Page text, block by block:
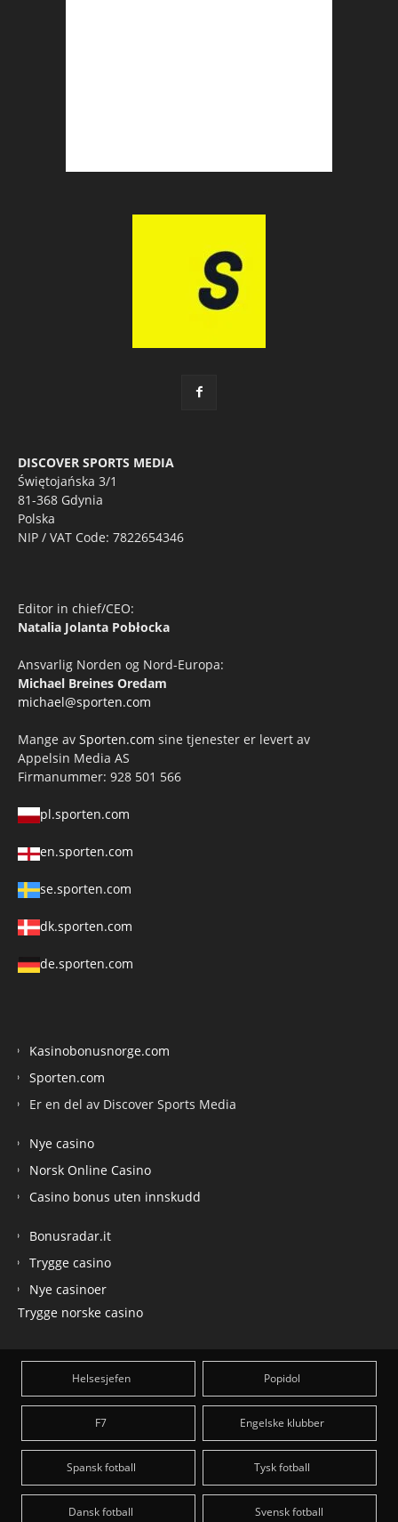
DISCOVER SPORTS MEDIA
Świętojańska 3/1
81-368 Gdynia
Polska
NIP / VAT Code: 7822654346
Editor in chief/CEO:
Natalia Jolanta Pobłocka
Ansvarlig Norden og Nord-Europa:
Michael Breines Oredam
michael@sporten.com
Mange av Sporten.com sine tjenester er levert av
Appelsin Media AS
Firmanummer: 928 501 566
pl.sporten.com
en.sporten.com
se.sporten.com
dk.sporten.com
de.sporten.com
Kasinobonusnorge.com
Sporten.com
Er en del av Discover Sports Media
Nye casino
Norsk Online Casino
Casino bonus uten innskudd
Bonusradar.it
Trygge casino
Nye casinoer
Trygge norske casino
Helsesjefen Popidol
F7 Engelske klubber
Spansk fotball Tysk fotball
Dansk fotball Svensk fotball